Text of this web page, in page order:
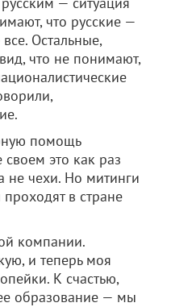
что русские —
Остальные,
что не понимают,
помощь
это как раз
не чехи. Но митинги
в стране
компании.
и теперь моя
К счастью,
образование — мы